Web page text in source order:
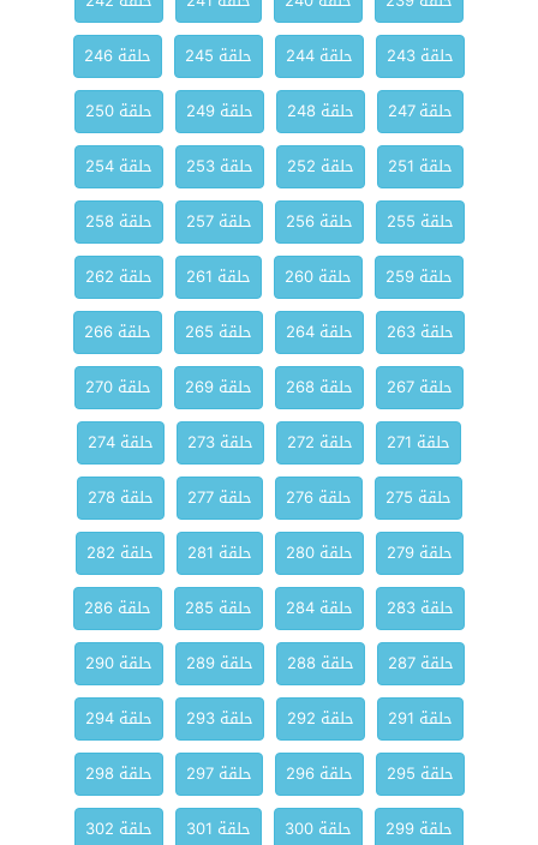
حلقة 243
حلقة 244 حلقة 245
حلقة 246
حلقة 247
حلقة 248 حلقة 249
حلقة 250
حلقة 251
حلقة 252 حلقة 253
حلقة 254
حلقة 255
حلقة 256 حلقة 257
حلقة 258
حلقة 259
حلقة 260 حلقة 261
حلقة 262
حلقة 263
حلقة 264 حلقة 265
حلقة 266
حلقة 267
حلقة 268 حلقة 269
حلقة 270
حلقة 271
حلقة 272 حلقة 273
حلقة 274
حلقة 275
حلقة 276 حلقة 277
حلقة 278
حلقة 279
حلقة 280 حلقة 281
حلقة 282
حلقة 283
حلقة 284 حلقة 285
حلقة 286
حلقة 287
حلقة 288 حلقة 289
حلقة 290
حلقة 291
حلقة 292 حلقة 293
حلقة 294
حلقة 295
حلقة 296 حلقة 297
حلقة 298
حلقة 299
حلقة 300 حلقة 301
حلقة 302